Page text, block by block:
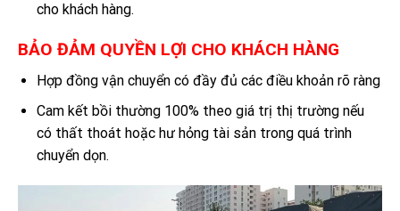
cho khách hàng.
BẢO ĐẢM QUYỀN LỢI CHO KHÁCH HÀNG
Hợp đồng vận chuyển có đầy đủ các điều khoản rõ ràng
Cam kết bồi thường 100% theo giá trị thị trường nếu
có thất thoát hoặc hư hỏng tài sản trong quá trình
chuyển dọn.